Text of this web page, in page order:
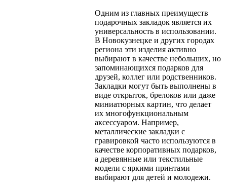
Одним из главных преимуществ
подарочных закладок является их
универсальность в использовании.
В Новокузнецке и других городах
региона эти изделия активно
выбирают в качестве небольших, но
запоминающихся подарков для
друзей, коллег или родственников.
Закладки могут быть выполнены в
виде открыток, брелоков или даже
миниатюрных картин, что делает
их многофункциональным
аксессуаром. Например,
металлические закладки с
гравировкой часто используются в
качестве корпоративных подарков,
а деревянные или текстильные
модели с яркими принтами
выбирают для детей и молодежи.